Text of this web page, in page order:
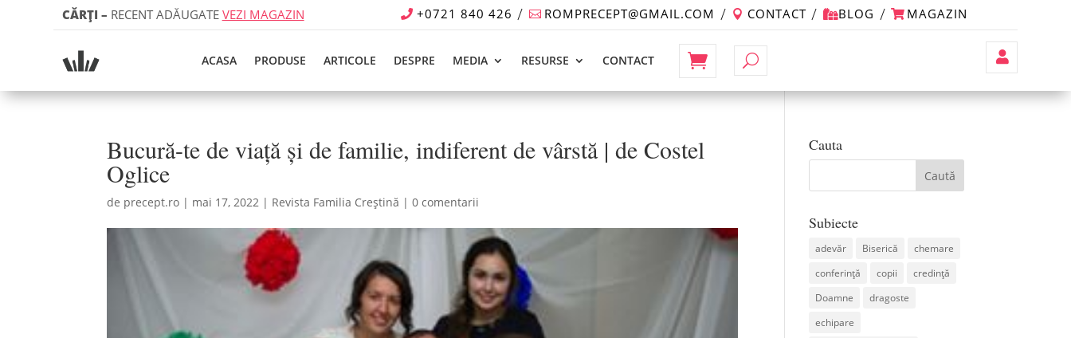
CĂRȚI – RECENT ADĂUGATE VEZI MAGAZIN +0721 840 426 ROMPRECEPT@GMAIL.COM CONTACT BLOG MAGAZIN
ACASA PRODUSE ARTICOLE DESPRE MEDIA RESURSE CONTACT
Bucură-te de viață și de familie, indiferent de vârstă | de Costel
Oglice
de precept.ro | mai 17, 2022 | Revista Familia Creștină |0 comentarii
Cauta
Subiecte
adevăr Biserică
chemare
conferință
copii
credință
Doamne
dragoste
echipare